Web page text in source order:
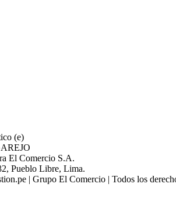
(e)
El Comercio S.A.
Pueblo Libre, Lima.
| Grupo El Comercio | Todos los